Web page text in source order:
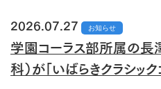
2026.07.27 お知らせ
学園コーラス部所属の長
科）が「いばらきクラシッ